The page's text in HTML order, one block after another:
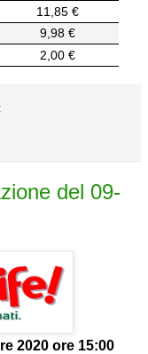
11,85 €
9,98 €
2,00 €
del 09-
2020 ore 15:00